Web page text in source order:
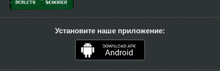
Установите наше приложение: